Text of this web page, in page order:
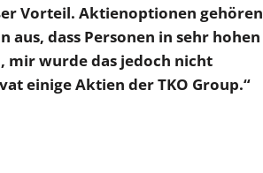
Vorteil. Aktienoptionen gehören
aus, dass Personen in sehr hohen
mir wurde das jedoch nicht
einige Aktien der TKO Group.“